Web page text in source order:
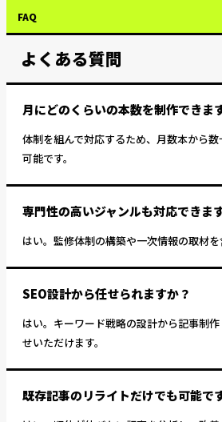
FAQ
よくある質問
月にどのくらいの本数を制作できま
体制を組んで対応するため、月数本から
可能です。
専門性の高いジャンルも対応できま
はい。監修体制の構築や一次情報の取材を
SEO設計から任せられますか？
はい。キーワード戦略の設計から記事制
せいただけます。
既存記事のリライトだけでも可能で